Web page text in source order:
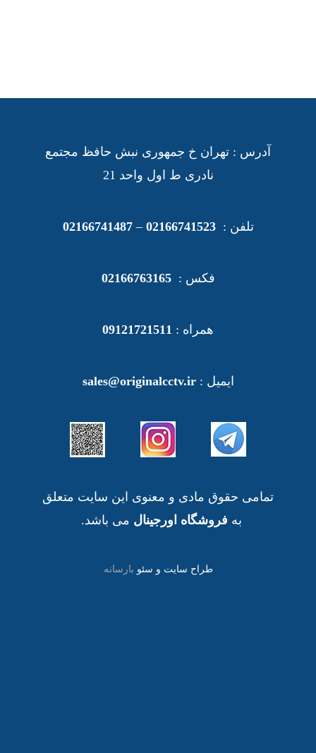
آدرس : تهران خ جمهوری نبش حافظ مجتمع
نادری ط اول واحد 21
تلفن :02166741523
–
02166741487
فکس :02166763165
همراه : 09121721511
ایمیل :sales@originalcctv.ir
تمامی حقوق مادی و معنوی این سایت متعلق
به فروشگاه اورجینال می باشد.
طراح سایت و سئو بارسانه